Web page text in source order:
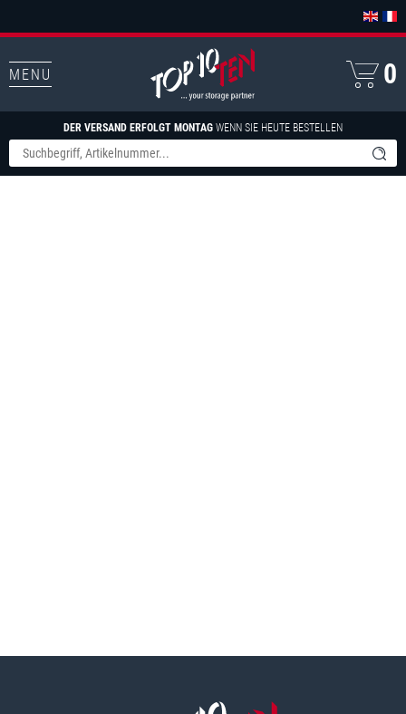
MENU
DER VERSAND ERFOLGT MONTAG WENN SIE HEUTE BESTELLEN
0